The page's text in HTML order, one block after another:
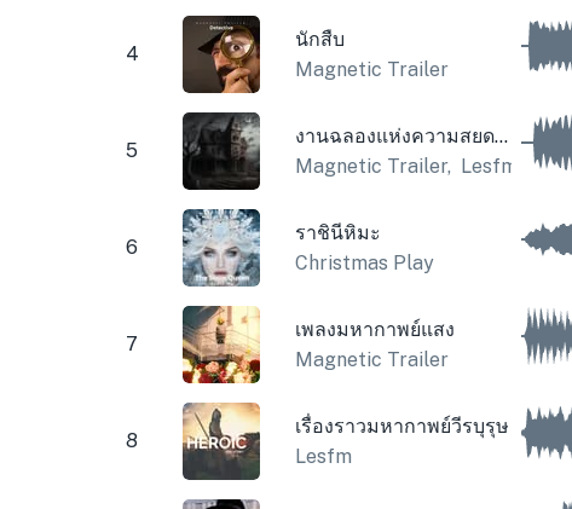
4
นักสืบ
Magnetic Trailer
5
งานฉลองแห่งความสยดสยอง
Magnetic Trailer, Lesfm
6
ราชินีหิมะ
Christmas Play
7
เพลงมหากาพย์แสง
Magnetic Trailer
8
เรื่องราวมหากาพย์วีรบุรุษ
Lesfm